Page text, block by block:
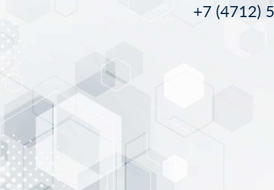
+7 (4712)